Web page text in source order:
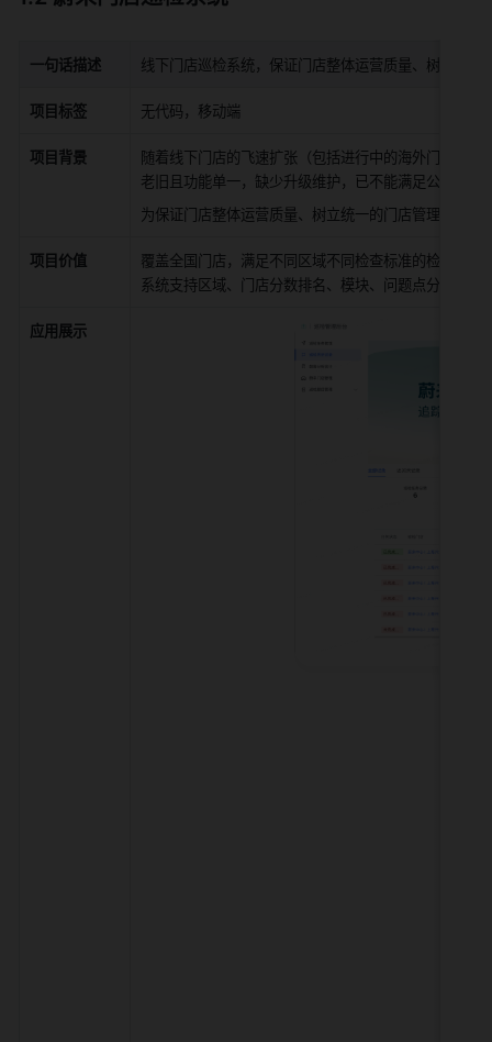
一句话描述 线下门店巡检系统，保证门店整体运营质量、树立统一
项目标签 无代码，移动端
项目背景
随着线下门店的飞速扩张（包括进行中的海外门店）
老旧且功能单一，缺少升级维护，已不能满足公司当前
为保证门店整体运营质量、树立统一的门店管理标准
项目价值
覆盖全国门店，满足不同区域不同检查标准的检查，
系统支持区域、门店分数排名、模块、问题点分析的
应用展示